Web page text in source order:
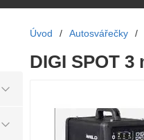
Úvod / Autosvářečky /
DIGI SPOT 3